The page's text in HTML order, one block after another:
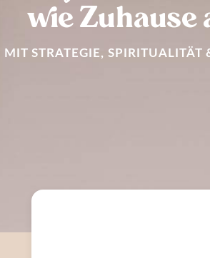
wie Zuhause
MIT STRATEGIE, SPIRITUALITÄT